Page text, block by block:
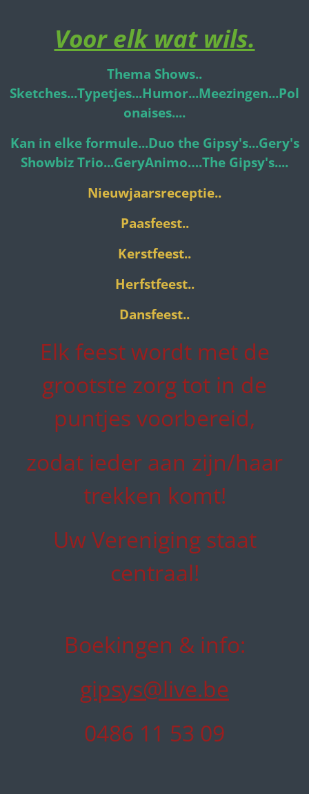
Voor elk wat wils.
Thema Shows..
Sketches...Typetjes...Humor...Meezingen...Pol
onaises....
Kan in elke formule...Duo the Gipsy's...Gery's
Showbiz Trio...GeryAnimo….The Gipsy's....
Nieuwjaarsreceptie..
Paasfeest..
Kerstfeest..
Herfstfeest..
Dansfeest..
Elk feest wordt met de
grootste zorg tot in de
puntjes voorbereid,
zodat ieder aan zijn/haar
trekken komt!
Uw Vereniging staat
centraal!
Boekingen & info:
gipsys@live.be
0486 11 53 09